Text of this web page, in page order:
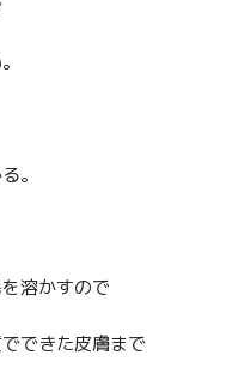
。
溶かすので
できた皮膚まで